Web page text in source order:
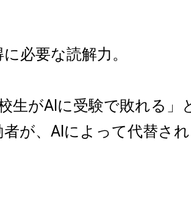
必要な読解力。
校生がAIに受験で敗れる」
者が、AIによって代替さ